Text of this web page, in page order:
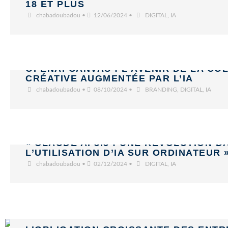
18 ET PLUS
chabadoubadou • 12/06/2024 • DIGITAL IA
OPENAI CANVAS : L’AVENIR DE LA
CRÉATIVE AUGMENTÉE PAR L’IA
chabadoubadou • 08/10/2024 • BRANDING DIGITAL IA
« CLAUDE AI 3.5 : UNE RÉVOLUTION
L’UTILISATION D’IA SUR ORDINATEUR
chabadoubadou • 02/12/2024 • DIGITAL IA